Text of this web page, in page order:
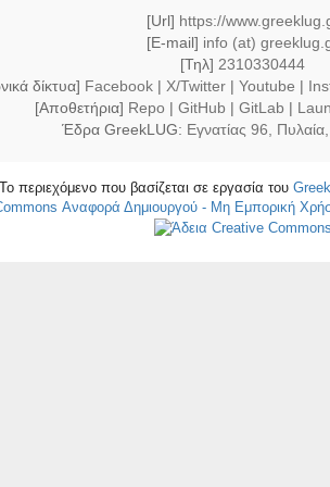
[Url] https://
[E-mail] info (at)
[Τηλ] 2310330444
δίκτυα] Facebook| X/Twitter| Youtube |
[Αποθετήρια] Repo | GitHub| GitLab|
Έδρα GreekLUG: Εγνατίας 96,
Το περιεχόμενο που βασίζεται σε εργασία του
Αναφορά Δημιουργού - Μη Εμπορική